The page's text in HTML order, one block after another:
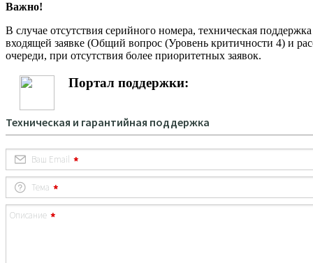
Важно!
В случае отсутствия серийного номера, техническая
входящей заявке (Общий вопрос (Уровень критичности 4) и
очереди, при отсутствия более приоритетных заявок.
Портал поддержки: